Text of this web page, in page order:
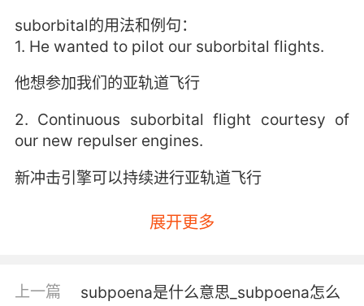
suborbital的用法和例句：
1. He wanted to pilot our suborbital flights.
他想参加我们的亚轨道飞行
2. Continuous suborbital flight courtesy of
our new repulser engines.
新冲击引擎可以持续进行亚轨道飞行
展开更多
上一篇
subpoena是什么意思_subpoena怎么